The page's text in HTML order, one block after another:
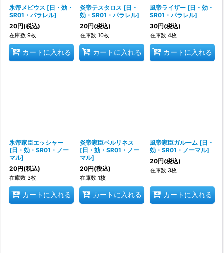
氷帝メビウス [日・効・
SR01・パラレル]
20円(税込)
在庫数 9枚
カートに入れる
炎帝テスタロス [日・
効・SR01・パラレル]
20円(税込)
在庫数 10枚
カートに入れる
風帝ライザー [日・効・
SR01・パラレル]
30円(税込)
在庫数 4枚
カートに入れる
氷帝家臣エッシャー
[日・効・SR01・ノー
マル]
20円(税込)
在庫数 3枚
カートに入れる
炎帝家臣ベルリネス
[日・効・SR01・ノー
マル]
20円(税込)
在庫数 1枚
カートに入れる
風帝家臣ガルーム [日・
効・SR01・ノーマル]
20円(税込)
在庫数 3枚
カートに入れる